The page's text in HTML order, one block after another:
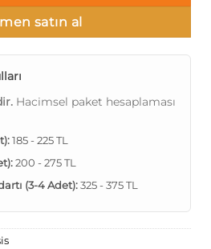
satın al
Hacimsel paket hesaplaması
185 - 225 TL
200 - 275 TL
(3-4 Adet):325 - 375 TL